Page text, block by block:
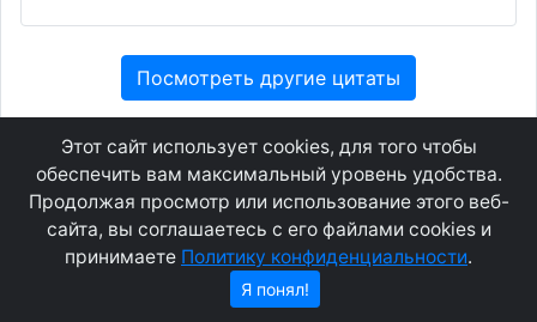
Посмотреть другие цитаты
GEOWAP.MOBI© 2007 - 2021
Соглашение
Конфиденциальность
О сайте
Контакты
Этот сайт использует cookies, для того чтобы
обеспечить вам максимальный уровень удобства.
Продолжая просмотр или использование этого веб-
сайта, вы соглашаетесь с его файлами cookies и
принимаете Политику конфиденциальности.
Я понял!